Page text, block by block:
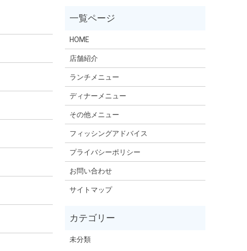
HOME
店舗紹介
ランチメニュー
ディナーメニュー
その他メニュー
フィッシングアドバイス
プライバシーポリシー
お問い合わせ
サイトマップ
未分類